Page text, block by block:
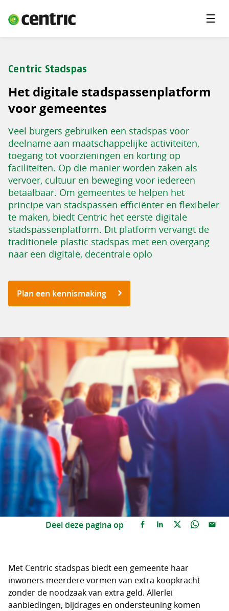
Oplossingen
Contact
Careers
Insights
Centric Stadspas
Het digitale stadspassenplatform
voor gemeentes
Veel burgers gebruiken een stadspas voor
deelname aan maatschappelijke activiteiten,
toegang tot voorzieningen en korting op
faciliteiten. Op die manier worden zaken als
vervoer, cultuur en beweging voor iedereen
betaalbaar. Om gemeentes te helpen het
principe van stadspassen efficiënter en flexibeler
te maken, biedt Centric het eerste digitale
stadspassenplatform. Dit platform vervangt de
traditionele plastic stadspas met een overgang
naar een digitale, decentrale oplo
Plan een kennismaking
Deel deze pagina op
Met Centric stadspas biedt een gemeente haar
inwoners meerdere vormen van extra koopkracht
zonder de noodzaak van extra geld. Allerlei
aanbiedingen, bijdrages en ondersteuning komen